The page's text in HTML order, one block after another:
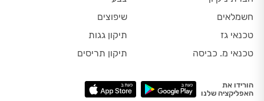
חשמלאים
טכנאי גז
טכנאי מ. כביסה
שיפוצים
תיקון גגות
תיקון תריסים
הורידו את
האפליקציה שלנו